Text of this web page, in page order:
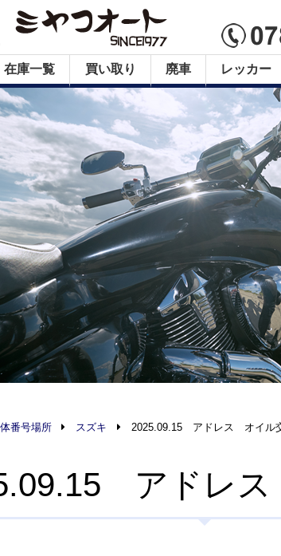
在庫一覧 買い取り 廃車 レッカー
番号場所 スズキ 2025.09.15 アドレス オイル
アドレ